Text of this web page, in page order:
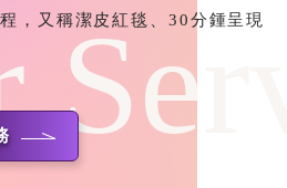
，又稱潔皮紅毯、30分鍾呈現